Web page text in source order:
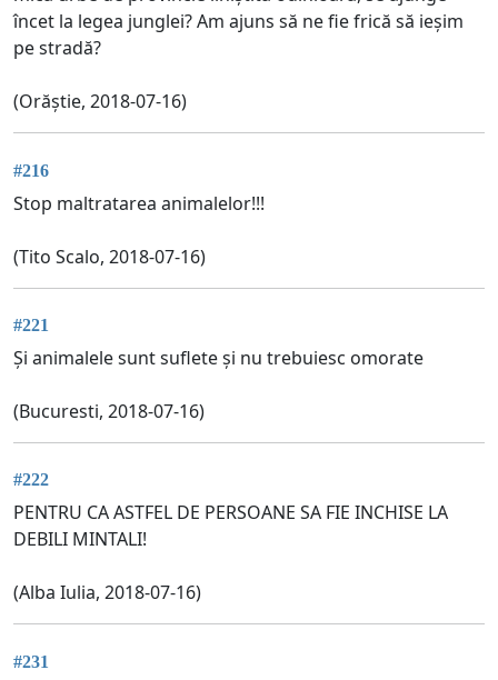
încet la legea junglei? Am ajuns să ne fie frică să ieșim
pe stradă?
(Orăștie, 2018-07-16)
#216
Stop maltratarea animalelor!!!
(Tito Scalo, 2018-07-16)
#221
Și animalele sunt suflete și nu trebuiesc omorate
(Bucuresti, 2018-07-16)
#222
PENTRU CA ASTFEL DE PERSOANE SA FIE INCHISE LA
DEBILI MINTALI!
(Alba Iulia, 2018-07-16)
#231